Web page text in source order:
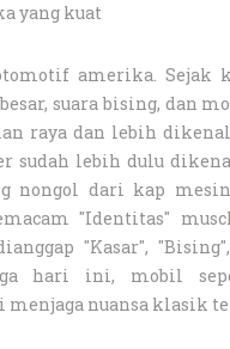
yang kuat
amerika. Sejak
suara bising, dan
raya dan lebih
sudah lebih dulu
nongol dari kap
"Identitas"
"Kasar",
hari ini, mobil
nuansa klasik